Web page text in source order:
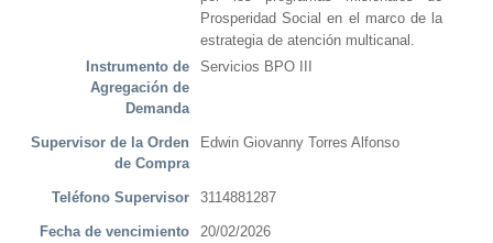
Prosperidad Social en el marco de la
estrategia de atención multicanal.
Instrumento de
Agregación de
Demanda
Servicios BPO III
Supervisor de la Orden
de Compra
Edwin Giovanny Torres Alfonso
Teléfono Supervisor 3114881287
Fecha de vencimiento
20/02/2026